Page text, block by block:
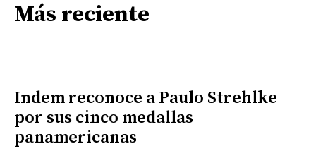
Más reciente
Indem reconoce a Paulo Strehlke
por sus cinco medallas
panamericanas